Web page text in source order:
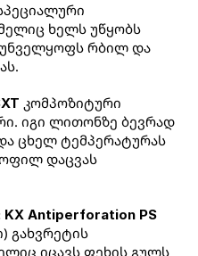
ხელს უწყობს
რბილ და
კომპოზიტური
იგი ლითონზე ბევრად
ცხელ ტემპერატურას
დაცვას
KX Antiperforation PS
გახვრეტის
იცავს ფეხის გულს